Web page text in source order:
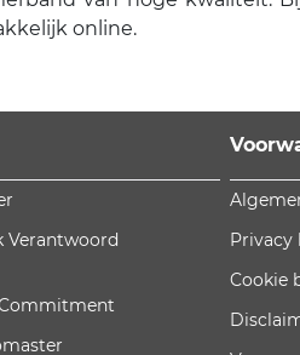
online.
Verantwoord
Privacy
Cookie